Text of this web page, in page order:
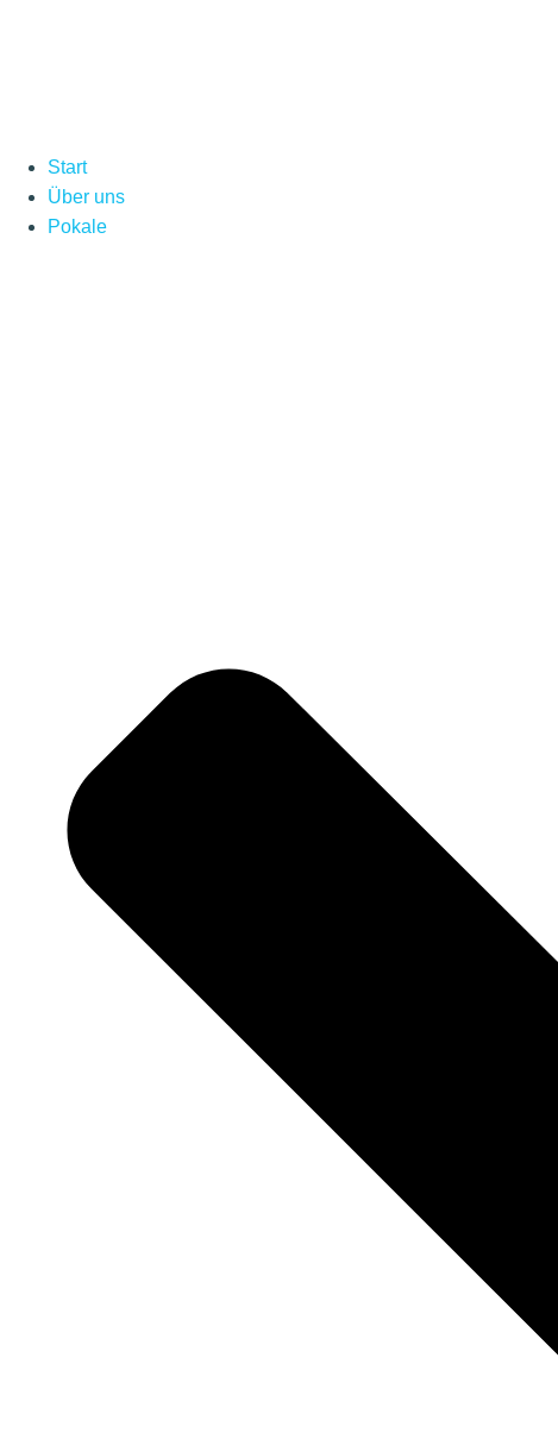
Start
Über uns
Pokale